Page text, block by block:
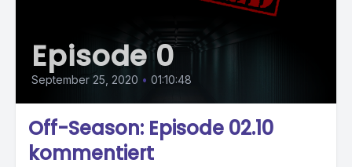
Episode 0
September 25, 2020 • 01:10:48
Off-Season: Episode 02.10
kommentiert